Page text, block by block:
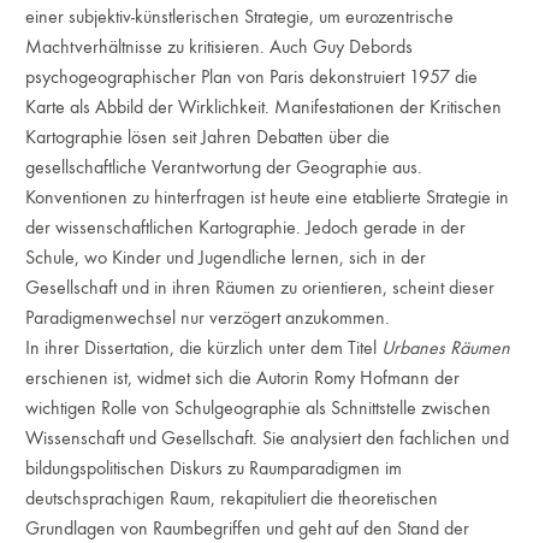
einer subjektiv-künstlerischen Strategie, um eurozentrische
Machtverhältnisse zu kritisieren. Auch Guy Debords
psychogeographischer Plan von Paris dekonstruiert 1957 die
Karte als Abbild der Wirklichkeit. Manifestationen der Kritischen
Kartographie lösen seit Jahren Debatten über die
gesellschaftliche Verantwortung der Geographie aus.
Konventionen zu hinterfragen ist heute eine etablierte Strategie in
der wissenschaftlichen Kartographie. Jedoch gerade in der
Schule, wo Kinder und Jugendliche lernen, sich in der
Gesellschaft und in ihren Räumen zu orientieren, scheint dieser
Paradigmenwechsel nur verzögert anzukommen.
In ihrer Dissertation, die kürzlich unter dem Titel Urbanes Räumen
erschienen ist, widmet sich die Autorin Romy Hofmann der
wichtigen Rolle von Schulgeographie als Schnittstelle zwischen
Wissenschaft und Gesellschaft. Sie analysiert den fachlichen und
bildungspolitischen Diskurs zu Raumparadigmen im
deutschsprachigen Raum, rekapituliert die theoretischen
Grundlagen von Raumbegriffen und geht auf den Stand der